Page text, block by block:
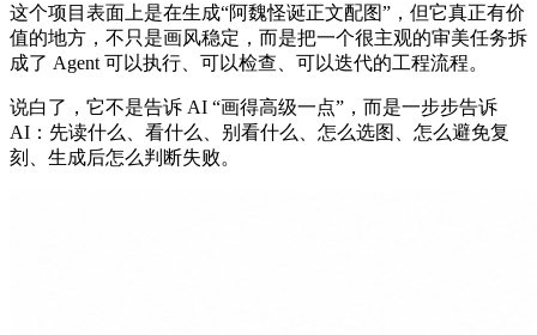
这个项目表面上是在生成“阿魏怪诞正文配图”，但它真正有价
值的地方，不只是画风稳定，而是把一个很主观的审美任务拆
成了 Agent 可以执行、可以检查、可以迭代的工程流程。
说白了，它不是告诉 AI “画得高级一点”，而是一步步告诉
AI：先读什么、看什么、别看什么、怎么选图、怎么避免复
刻、生成后怎么判断失败。